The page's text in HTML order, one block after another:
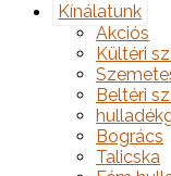
Kínálatunk
Akciós
Kültéri
Beltéri
Bogrács
Talicska